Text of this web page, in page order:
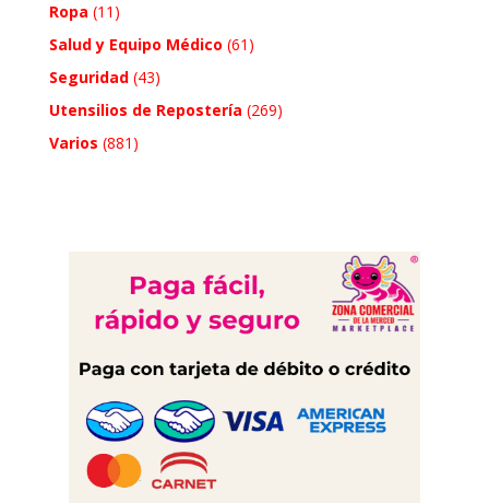
Ropa (11)
Salud y Equipo Médico (61)
Seguridad (43)
Utensilios de Repostería (269)
Varios (881)